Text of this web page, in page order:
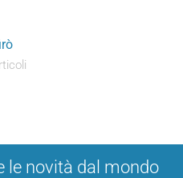
le novità dal mondo